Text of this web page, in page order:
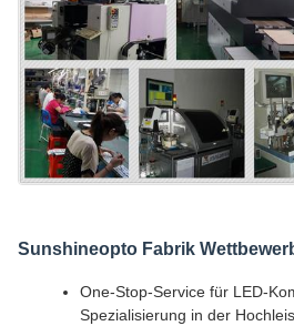
Sunshineopto Fabrik
One-Stop-Service für LED-
Spezialisierung in der